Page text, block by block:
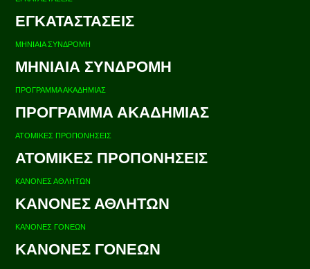
ΕΓΚΑΤΑΣΤΑΣΕΙΣ
ΜΗΝΙΑΙΑ ΣΥΝΔΡΟΜΗ
ΜΗΝΙΑΙΑ ΣΥΝΔΡΟΜΗ
ΠΡΟΓΡΑΜΜΑ ΑΚΑΔΗΜΙΑΣ
ΠΡΟΓΡΑΜΜΑ ΑΚΑΔΗΜΙΑΣ
ΑΤΟΜΙΚΕΣ ΠΡΟΠΟΝΗΣΕΙΣ
ΑΤΟΜΙΚΕΣ ΠΡΟΠΟΝΗΣΕΙΣ
ΚΑΝΟΝΕΣ ΑΘΛΗΤΩΝ
ΚΑΝΟΝΕΣ ΑΘΛΗΤΩΝ
ΚΑΝΟΝΕΣ ΓΟΝΕΩΝ
ΚΑΝΟΝΕΣ ΓΟΝΕΩΝ